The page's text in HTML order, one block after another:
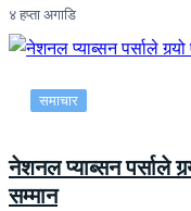
४ हप्ता अगाडि
समाचार
नेशनल प्याब्सन पर्साले
सम्मान